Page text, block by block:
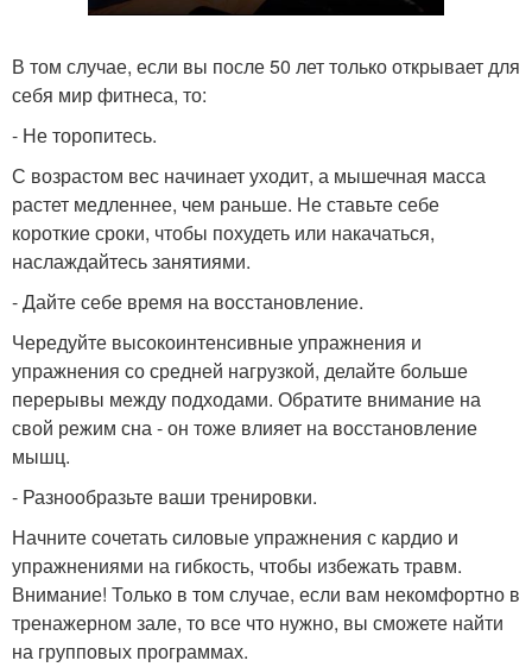
В том случае, если вы после 50 лет только открывает для
себя мир фитнеса, то:
- Не торопитесь.
С возрастом вес начинает уходит, а мышечная масса
растет медленнее, чем раньше. Не ставьте себе
короткие сроки, чтобы похудеть или накачаться,
наслаждайтесь занятиями.
- Дайте себе время на восстановление.
Чередуйте высокоинтенсивные упражнения и
упражнения со средней нагрузкой, делайте больше
перерывы между подходами. Обратите внимание на
свой режим сна - он тоже влияет на восстановление
мышц.
- Разнообразьте ваши тренировки.
Начните сочетать силовые упражнения с кардио и
упражнениями на гибкость, чтобы избежать травм.
Внимание! Только в том случае, если вам некомфортно в
тренажерном зале, то все что нужно, вы сможете найти
на групповых программах.